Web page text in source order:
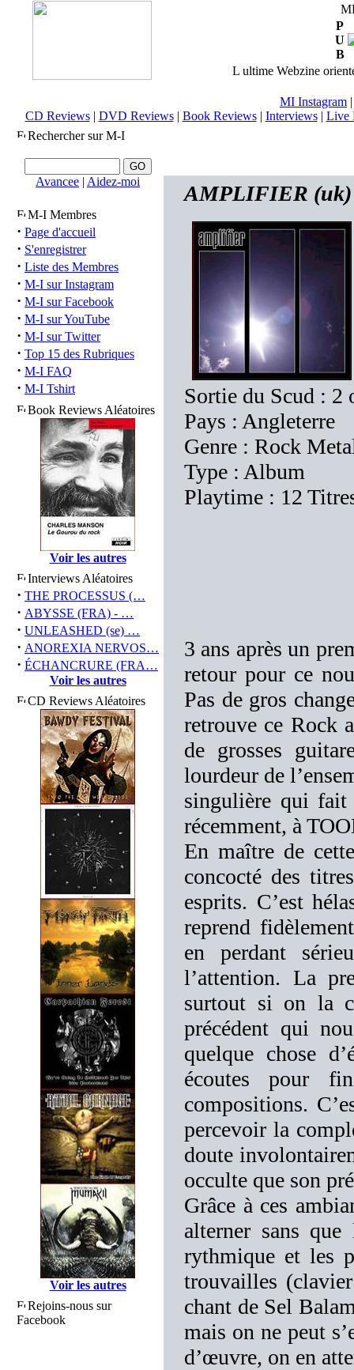
P
U
B
L ultime Webzine
MI Instagram
CD Reviews| DVD Reviews| Book Reviews| Interviews| Live
Rechercher sur M-I
Avancee | Aidez-moi
M-I Membres
· Page d'accueil
· S'enregistrer
· Liste des Membres
· M-I sur Instagram
· M-I sur Facebook
· M-I sur YouTube
· M-I sur Twitter
· Top 15 des Rubriques
· M-I FAQ
· M-I Tshirt
Book Reviews Aléatoires
Voir les autres
Interviews Aléatoires
· THE PROCESSUS (…
· ABYSSE (FRA) - …
· UNLEASHED (se) …
· ANOREXIA NERVOS…
· ÉCHANCRURE (FRA…
Voir les autres
CD Reviews Aléatoires
Voir les autres
Rejoins-nous sur
Facebook
AMPLIFIER (uk)
Sortie du Scud : 2
Pays : Angleterre
Genre : Rock
Type : Album
Playtime : 12
3 ans après un
retour pour ce
Pas de gros
retrouve ce Rock
de grosses
lourdeur de
singulière qui fait
récemment, à
En maître de
concocté des
esprits. C’est
reprend
en perdant
l’attention. La
surtout si on la
précédent qui
quelque chose
écoutes pour
compositions.
percevoir la
doute
occulte que son
Grâce à ces
alterner sans
rythmique et les
trouvailles
chant de Sel
mais on ne peut
d’œuvre, on en